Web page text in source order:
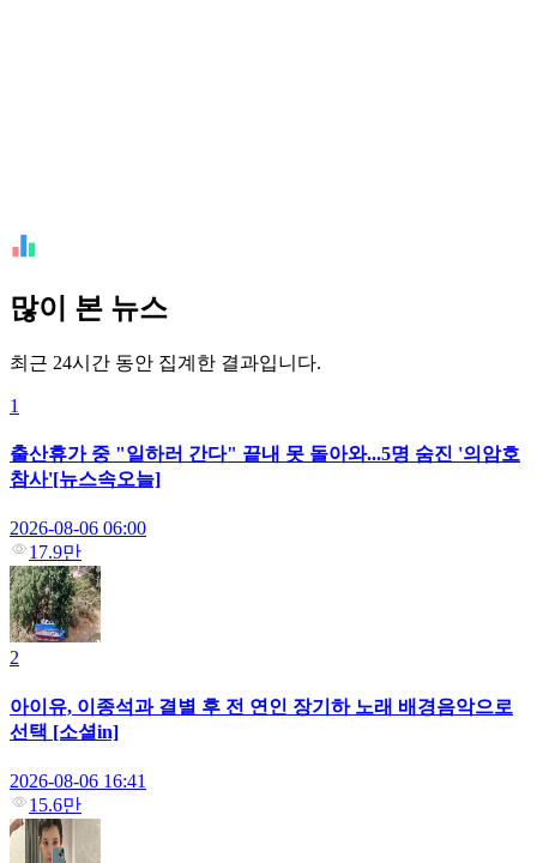
많이 본 뉴스
최근 24시간 동안 집계한 결과입니다.
1
출산휴가 중 "일하러 간다" 끝내 못 돌아와...5명 숨진 '의암호
참사'[뉴스속오늘]
2026-08-06 06:00
17.9만
2
아이유, 이종석과 결별 후 전 연인 장기하 노래 배경음악으로
선택 [소셜in]
2026-08-06 16:41
15.6만